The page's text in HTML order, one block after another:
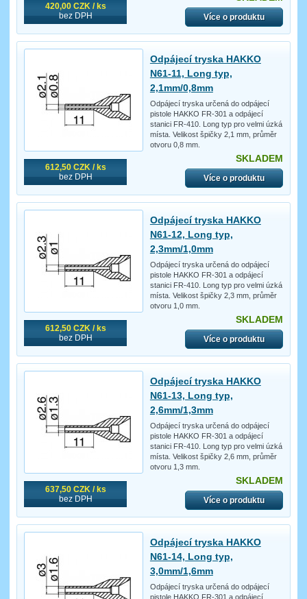
420,00 CZK / ks
bez DPH
Více o produktu
612,50 CZK / ks
bez DPH
Odpájecí tryska HAKKO
N61-11, Long typ,
2,1mm/0,8mm
Odpájecí tryska určená do odpájecí
pistole HAKKO FR-301 a odpájecí
stanici FR-410. Long typ pro velmi úzká
místa. Velikost špičky 2,1 mm, průměr
otvoru 0,8 mm.
SKLADEM
Více o produktu
612,50 CZK / ks
bez DPH
Odpájecí tryska HAKKO
N61-12, Long typ,
2,3mm/1,0mm
Odpájecí tryska určená do odpájecí
pistole HAKKO FR-301 a odpájecí
stanici FR-410. Long typ pro velmi úzká
místa. Velikost špičky 2,3 mm, průměr
otvoru 1,0 mm.
SKLADEM
Více o produktu
637,50 CZK / ks
bez DPH
Odpájecí tryska HAKKO
N61-13, Long typ,
2,6mm/1,3mm
Odpájecí tryska určená do odpájecí
pistole HAKKO FR-301 a odpájecí
stanici FR-410. Long typ pro velmi úzká
místa. Velikost špičky 2,6 mm, průměr
otvoru 1,3 mm.
SKLADEM
Více o produktu
Odpájecí tryska HAKKO
N61-14, Long typ,
3,0mm/1,6mm
Odpájecí tryska určená do odpájecí
pistole HAKKO FR-301 a odpájecí